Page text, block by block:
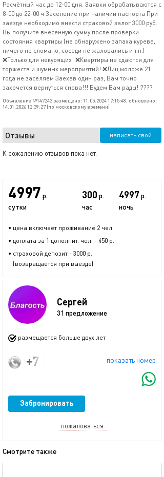
Расчётный час до 12-00 дня. Заявки обрабатываются с
8-00 до 22-00 ч Заселение при наличии паспорта При
заезде необходимо внести страховой залог 3000 руб.
Вы получите внесенную сумму после проверки
состояния квартиры (не обнаружено запаха курева,
ничего не сломано, соседи не жаловались и т.п.)
❌Только для некурящих! ❌Квартиры не сдаются для
торжеств и шумных мероприятий! ❌Лиц моложе 21
года не заселяем Заехав один раз, Вам точно
захочется вернуться снова!!! Будем Вам рады! ????
Объявление №147243 размещено: 11.05.2024 17:15:48, обновлено:
14.01.2026 12:39:27 (по московскому времени)
Отзывы написать свой
К сожалению отзывов пока нет.
4997 р.
сутки
300 р.
час
4997 р.
ночь
• цена включает проживание 2 чел.
• доплата за 1 дополнит. чел. - 450 р.
• страховой депозит - 3000 р.
(возвращается при выезде)
Сергей
31 предложение
размещается больше двух лет
показать номер
+7 (993) 350-16-45
Забронировать
пожаловаться
Смотрите также